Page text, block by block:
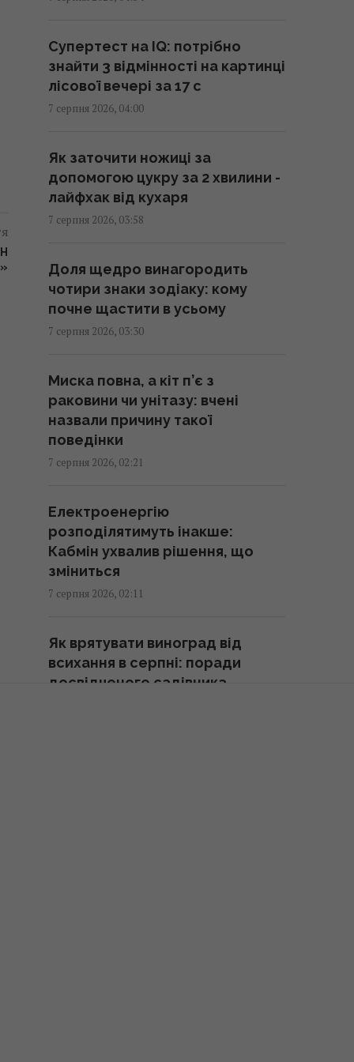
мозку та зміцнення імунітету
03:28 п'ятниця, 07 серпня 2026
Україні військової допомоги
02:52 п'ятниця, 07 серпня 2026
металу, - археологи
02:26 п'ятниця, 07 серпня 2026
Китаєм та РФ, - Bloomberg
02:05 п'ятниця, 07 серпня 2026
Як вибратися з багнюки на
допомогти
01:23 п'ятниця, 07 серпня 2026
"Достатньо, щоб вижити, а не
Україні
01:19 п'ятниця, 07 серпня 2026
Супертест на IQ: потрібно
знайти 3 відмінності на картинці
лісової вечері за 17 с
7 серпня 2026, 04:00
Як заточити ножиці за
допомогою цукру за 2 хвилини -
лайфхак від кухаря
7 серпня 2026, 03:58
Доля щедро винагородить
чотири знаки зодіаку: кому
почне щастити в усьому
7 серпня 2026, 03:30
Миска повна, а кіт п’є з
раковини чи унітазу: вчені
назвали причину такої
поведінки
7 серпня 2026, 02:21
Електроенергію
розподілятимуть інакше:
Кабмін ухвалив рішення, що
зміниться
7 серпня 2026, 02:11
Як врятувати виноград від
всихання в серпні: поради
досвідченого садівника